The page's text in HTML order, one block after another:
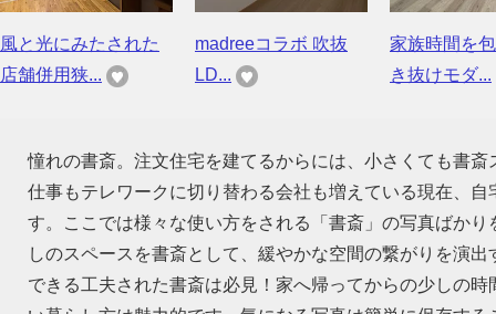
風と光にみたされた
店舗併用狭...
madreeコラボ 吹抜
LD...
家族時間を
き抜けモダ...
憧れの書斎。注文住宅を建てるからには、小さくても書
仕事もテレワークに切り替わる会社も増えている現在、
す。ここでは様々な使い方をされる「書斎」の写真ばか
しのスペースを書斎として、緩やかな空間の繋がりを演
できる工夫された書斎は必見！家へ帰ってからの少しの